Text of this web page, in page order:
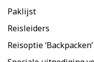
Paklijst
Reisleiders
Reisoptie ‘Backpacken’